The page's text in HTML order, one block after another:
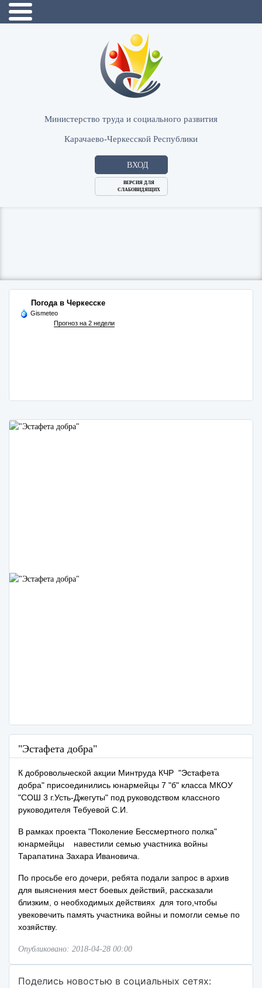
Министерство труда и социального развития
Карачаево-Черкесской Республики
ВХОД
ВЕРСИЯ ДЛЯ
СЛАБОВИДЯЩИХ
Погода в Черкесске
Gismeteo
Прогноз на 2 недели
"Эстафета добра"
К добровольческой акции Минтруда КЧР "Эстафета
добра" присоединились юнармейцы 7 "б" класса МКОУ
"СОШ 3 г.Усть-Джегуты" под руководством классного
руководителя Тебуевой С.И.
В рамках проекта "Поколение Бессмертного полка"
юнармейцы навестили семью участника войны
Тарапатина Захара Ивановича.
По просьбе его дочери, ребята подали запрос в архив
для выяснения мест боевых действий, рассказали
близким, о необходимых действиях для того,чтобы
увековечить память участника войны и помогли семье по
хозяйству.
Опубликовано: 2018-04-28 00:00
Поделись новостью в социальных сетях: